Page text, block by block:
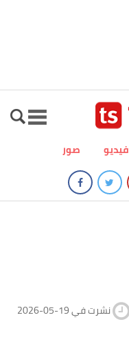
صور فيديو
2026-05-19 نشرت في